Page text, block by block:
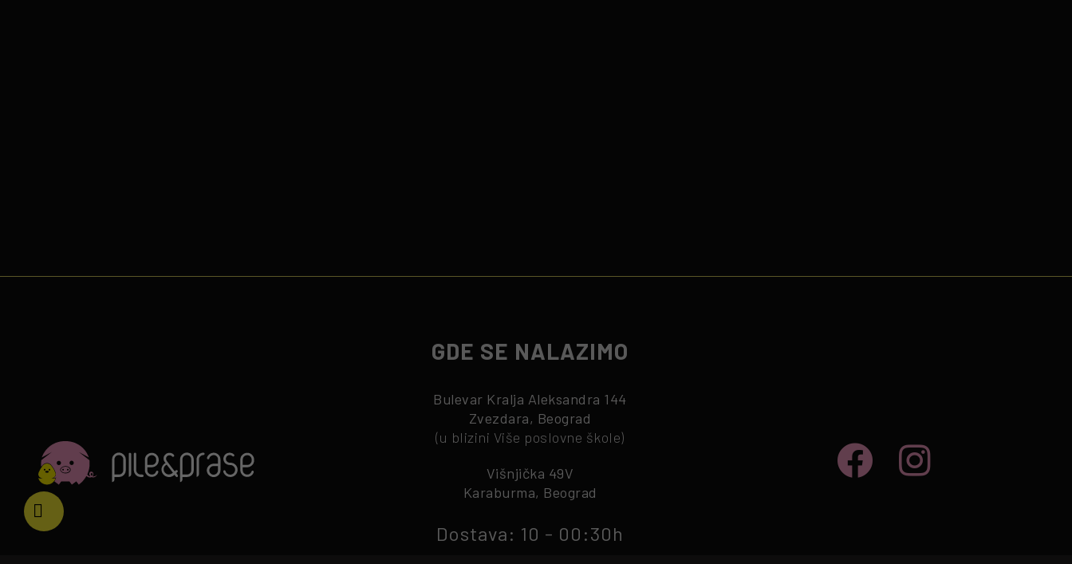
GDE SE NALAZIMO
Bulevar Kralja Aleksandra 144
Zvezdara, Beograd
(u blizini Više poslovne škole)
Višnjička 49V
Karaburma, Beograd
Dostava: 10 - 00:30h